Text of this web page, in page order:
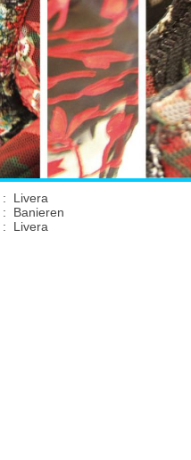
: Livera
: Banieren
: Livera